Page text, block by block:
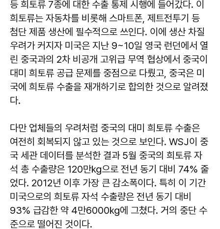
등 희토류 7종에 대한 수출 통제 시행에 들어갔다. 이
희토류는 자동차를 비롯해 스마트폰, 제트전투기 등
첨단 제품 생산에 필수적으로 쓰인다. 이에 생산 차질
우려가 커지자 미국은 지난 9~10일 영국 런던에서 열
린 중국과의 2차 비공개 고위급 무역 협상에서 중국이
대미 희토류 공급 문제를 중점으로 다뤘고, 중국은 미
국에 희토류 수출을 재개하기로 합의한 것으로 알려졌
다.
다만 업체들의 우려처럼 중국의 대미 희토류 수출은
여전히 회복되지 않고 있는 것으로 보인다. WSJ이 중
국 세관 데이터를 분석한 결과 5월 중국의 희토류 자
석 총 수출량은 120만㎏으로 전년 동기 대비 74% 줄
었다. 2012년 이후 가장 큰 감소폭이다. 특히 이 기간
미국으로의 희토류 자석 수출량은 전년 동기 대비
93% 급감한 약 4만6000㎏에 그쳤다. 거의 중단 수
준으로 떨어진 것이다.